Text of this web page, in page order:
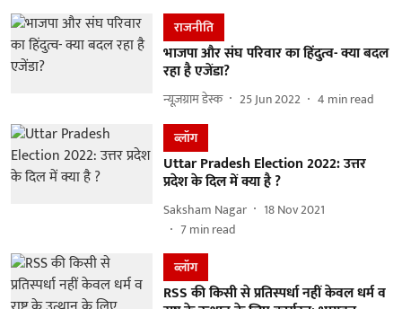
राजनीति
भाजपा और संघ परिवार का हिंदुत्व- क्या बदल
रहा है एजेंडा?
न्यूज़ग्राम डेस्क 25 Jun 2022 4 min read
ब्लॉग
Uttar Pradesh Election 2022: उत्तर
प्रदेश के दिल में क्या है ?
Saksham Nagar
18 Nov 2021
7min read
ब्लॉग
RSS की किसी से प्रतिस्पर्धा नहीं केवल धर्म व